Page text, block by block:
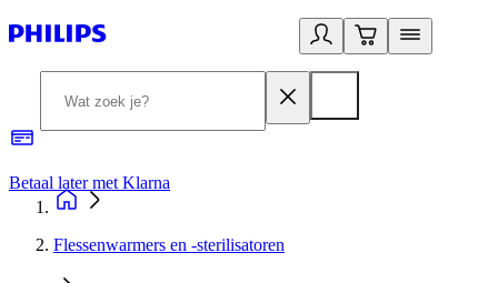
Betaal later met Klarna
Flessenwarmers en -sterilisatoren